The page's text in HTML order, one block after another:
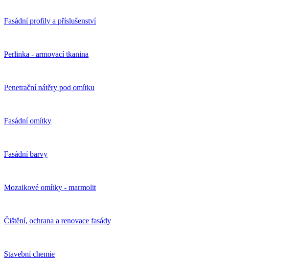
Fasádní profily a příslušenství
Perlinka - armovací tkanina
Penetrační nátěry pod omítku
Fasádní omítky
Fasádní barvy
Mozaikové omítky - marmolit
Čištění, ochrana a renovace fasády
Stavební chemie